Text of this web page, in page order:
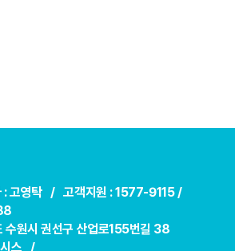
고영탁 / 고객지원 : 1577-9115 /
수원시 권선구 산업로155번길 38
스 /